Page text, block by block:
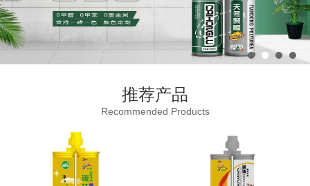
推荐产品
Recommended Products